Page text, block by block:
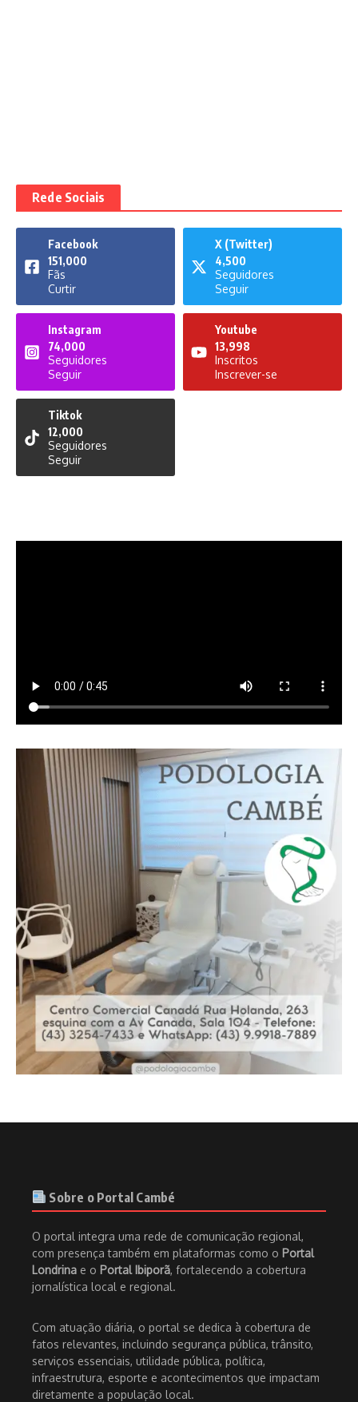
Rede Sociais
Facebook
151,000
Fãs
Curtir
X (Twitter)
4,500
Seguidores
Seguir
Instagram
74,000
Seguidores
Seguir
Youtube
13,998
Inscritos
Inscrever-se
Tiktok
12,000
Seguidores
Seguir
Sobre o Portal Cambé
O portal integra uma rede de comunicação regional,
com presença também em plataformas como o Portal
Londrina e o Portal Ibiporã, fortalecendo a cobertura
jornalística local e regional.
Com atuação diária, o portal se dedica à cobertura de
fatos relevantes, incluindo segurança pública, trânsito,
serviços essenciais, utilidade pública, política,
infraestrutura, esporte e acontecimentos que impactam
diretamente a população local.